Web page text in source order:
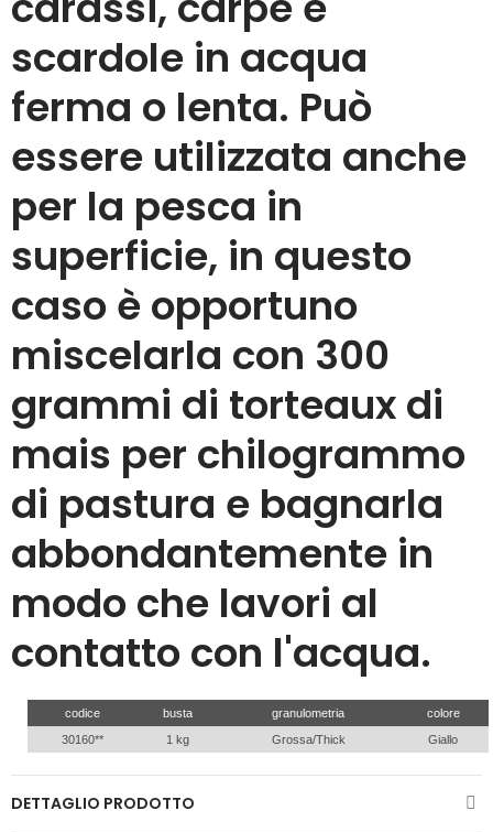
scardole in acqua
ferma o lenta. Può
essere utilizzata anche
per la pesca in
superficie, in questo
caso è opportuno
miscelarla con 300
grammi di torteaux di
mais per chilogrammo
di pastura e bagnarla
abbondantemente in
modo che lavori al
contatto con l'acqua.
codice busta granulometria
colore
30160**
1 kg Grossa/Thick Giallo
DETTAGLIO PRODOTTO